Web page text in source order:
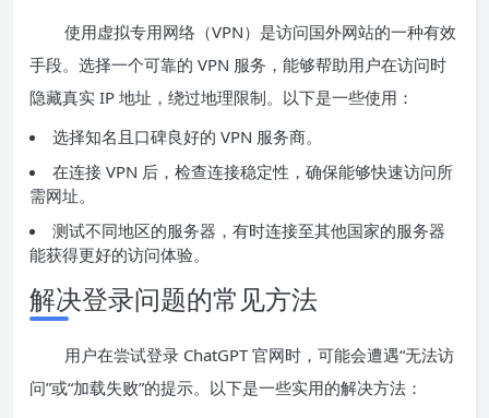
使用虚拟专用网络（VPN）是访问国外网站的一种有效
手段。选择一个可靠的 VPN 服务，能够帮助用户在访问时
隐藏真实 IP 地址，绕过地理限制。以下是一些使用：
选择知名且口碑良好的 VPN 服务商。
在连接 VPN 后，检查连接稳定性，确保能够快速访问所
需网址。
测试不同地区的服务器，有时连接至其他国家的服务器
能获得更好的访问体验。
解决登录问题的常见方法
用户在尝试登录 ChatGPT 官网时，可能会遭遇“无法访
问”或“加载失败”的提示。以下是一些实用的解决方法：